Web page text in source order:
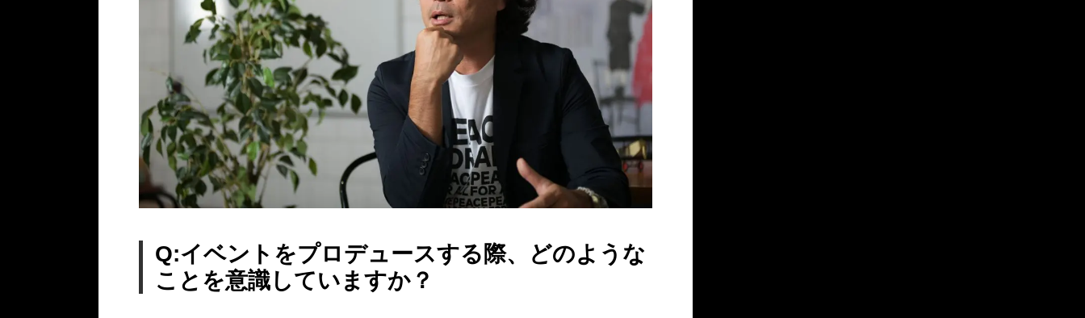
Q:イベントをプロデュースする際、どのような
ことを意識していますか？